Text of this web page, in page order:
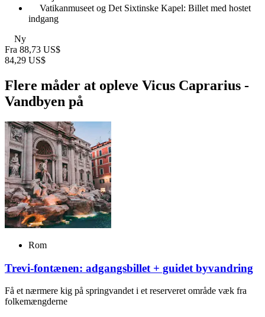
Vatikanmuseet og Det Sixtinske Kapel: Billet med hostet
indgang
Ny
Fra 88,73 US$
84,29 US$
Flere måder at opleve Vicus Caprarius -
Vandbyen på
Rom
Trevi-fontænen: adgangsbillet + guidet byvandring
Få et nærmere kig på springvandet i et reserveret område væk fra
folkemængderne